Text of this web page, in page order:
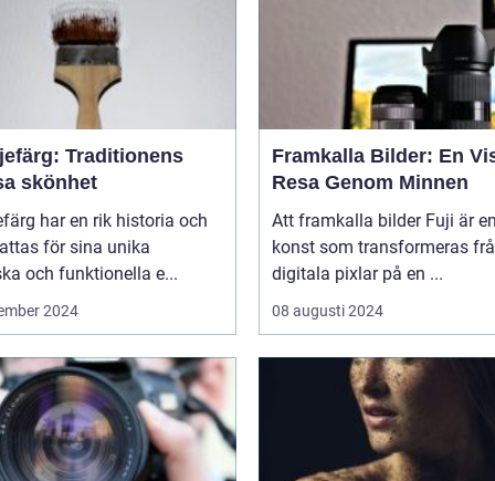
Traditionens
skönhet
har en rik historia och
för sina unika
och funktionella e...
2024
Framkalla Bilder: En
Resa Genom Minnen
Att framkalla bilder Fuji är
konst som transformeras
digitala pixlar på en ...
08 augusti 2024